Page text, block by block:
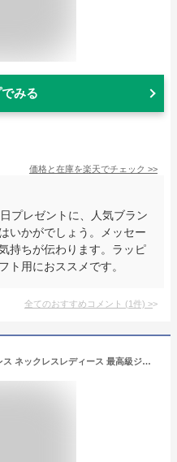
みる
価格と在庫を楽天でチェック >>
プレゼントに、人気ブラン
いかがでしょう。メッセー
持ちが伝わります。ラッピ
ト用におススメです。
全てのおすすめコメント (1件) >
[Joyshow] 「限定商品 ネックレス ネックレスレディース 最高級ジルコニア ネックレスペンダント 金属アレルギー対応 ネックレス シルバー925ネックレス レディース プレゼン最適ネックレス 女性 アクセサリー ネックレスペンダント 三色ジルコニア 人気 ファションネックレス お誕生日 母の日にも